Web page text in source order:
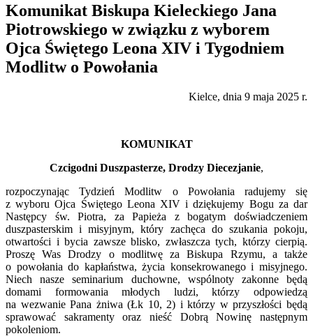
Komunikat Biskupa Kieleckiego Jana
Piotrowskiego w związku z wyborem
Ojca Świętego Leona XIV i Tygodniem
Modlitw o Powołania
Kielce, dnia 9 maja 2025 r.
KOMUNIKAT
Czcigodni Duszpasterze, Drodzy Diecezjanie,
rozpoczynając Tydzień Modlitw o Powołania radujemy się
z wyboru Ojca Świętego Leona XIV i dziękujemy Bogu za dar
Następcy św. Piotra, za Papieża z bogatym doświadczeniem
duszpasterskim i misyjnym, który zachęca do szukania pokoju,
otwartości i bycia zawsze blisko, zwłaszcza tych, którzy cierpią.
Proszę Was Drodzy o modlitwę za Biskupa Rzymu, a także
o powołania do kapłaństwa, życia konsekrowanego i misyjnego.
Niech nasze seminarium duchowne, wspólnoty zakonne będą
domami formowania młodych ludzi, którzy odpowiedzą
na wezwanie Pana żniwa (Łk 10, 2) i którzy w przyszłości będą
sprawować sakramenty oraz nieść Dobrą Nowinę następnym
pokoleniom.